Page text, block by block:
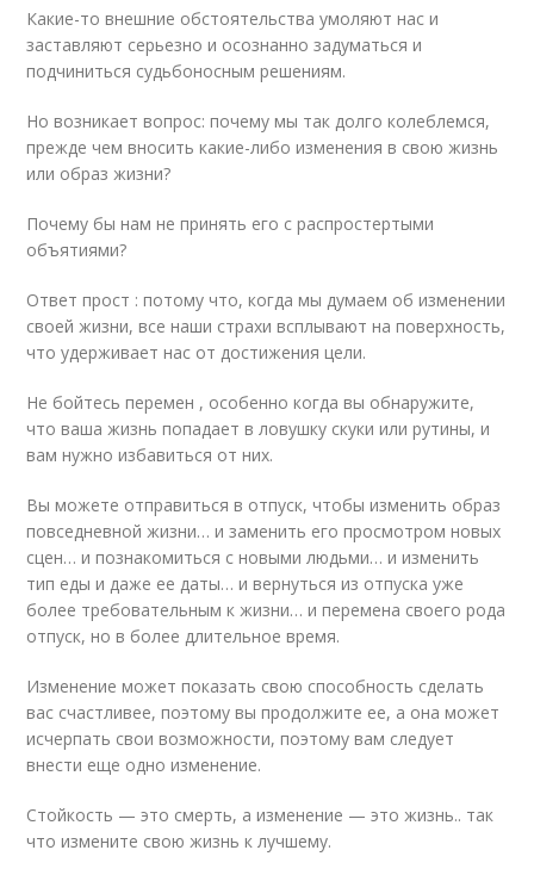
Какие-то внешние обстоятельства умоляют нас и
заставляют серьезно и осознанно задуматься и
подчиниться судьбоносным решениям.
Но возникает вопрос: почему мы так долго колеблемся,
прежде чем вносить какие-либо изменения в свою жизнь
или образ жизни?
Почему бы нам не принять его с распростертыми
объятиями?
Ответ прост : потому что, когда мы думаем об изменении
своей жизни, все наши страхи всплывают на поверхность,
что удерживает нас от достижения цели.
Не бойтесь перемен , особенно когда вы обнаружите,
что ваша жизнь попадает в ловушку скуки или рутины, и
вам нужно избавиться от них.
Вы можете отправиться в отпуск, чтобы изменить образ
повседневной жизни… и заменить его просмотром новых
сцен… и познакомиться с новыми людьми… и изменить
тип еды и даже ее даты… и вернуться из отпуска уже
более требовательным к жизни… и перемена своего рода
отпуск, но в более длительное время.
Изменение может показать свою способность сделать
вас счастливее, поэтому вы продолжите ее, а она может
исчерпать свои возможности, поэтому вам следует
внести еще одно изменение.
Стойкость — это смерть, а изменение — это жизнь.. так
что измените свою жизнь к лучшему.